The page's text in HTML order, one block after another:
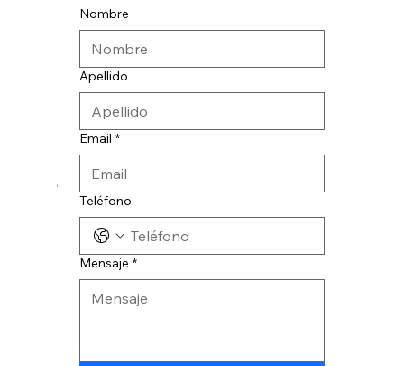
© 2024 CATESA INGENIERIA
Nombre
Apellido
Email *
Teléfono
Mensaje *